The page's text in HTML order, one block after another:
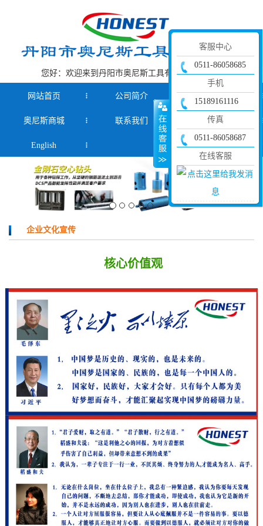
您好：欢迎来到丹阳市奥尼斯工具有限公司官网！
网站首页 公司简介
奥尼斯商城 联系我们 新闻资讯
English
企业文化宣传
核心价值观
客服中心
0511-86058685
手机
15189161116
传真
0511-86058687
在线客服